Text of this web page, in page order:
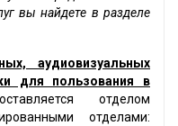
вы найдете в разделе
аудиовизуальных
для пользования в
отделом
отделами: